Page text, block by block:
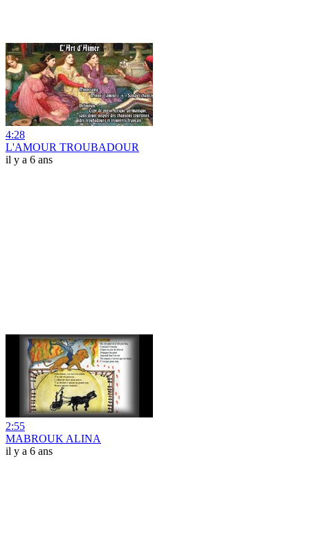
4:28
L'AMOUR TROUBADOUR
il y a 6 ans
2:55
MABROUK ALINA
il y a 6 ans